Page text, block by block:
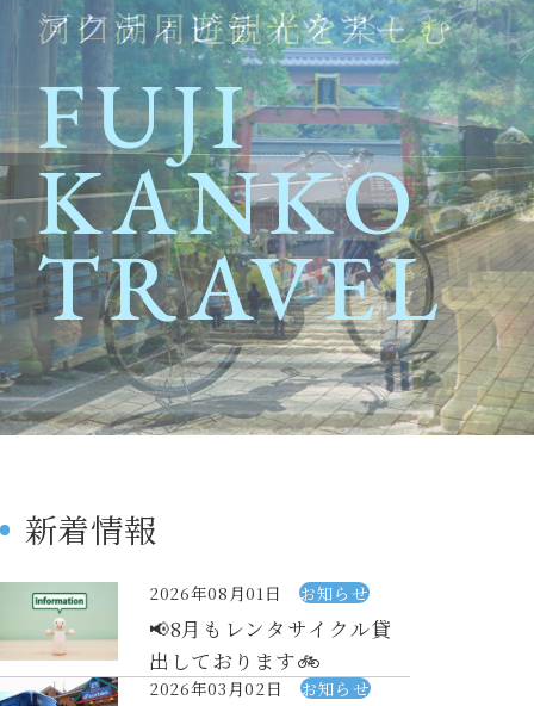
河口湖周遊観光を楽しむ
FUJI
KANKO
TRAVEL
アクティビティツアー
FUJI
KANKO
TRAVEL
新着情報
2026年08月01日 お知らせ
📢8月もレンタサイクル貸
出しております🚲
2026年03月02日 お知らせ
プライバシーポリシー
旅行業務取扱料金表